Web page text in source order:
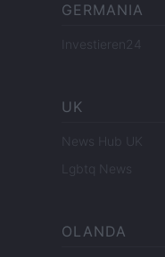
GERMANIA
Investieren24
UK
News Hub UK
Lgbtq News
OLANDA